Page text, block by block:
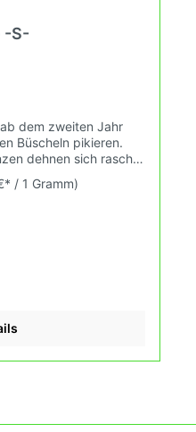
-S-
dem zweiten Jahr
Büscheln pikieren.
dehnen sich rasch
/ 1 Gramm)